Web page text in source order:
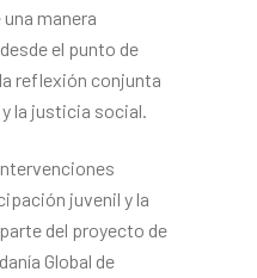
manera
el punto de
reflexión conjunta
la justicia social.
juvenil y la
del proyecto de
Global de